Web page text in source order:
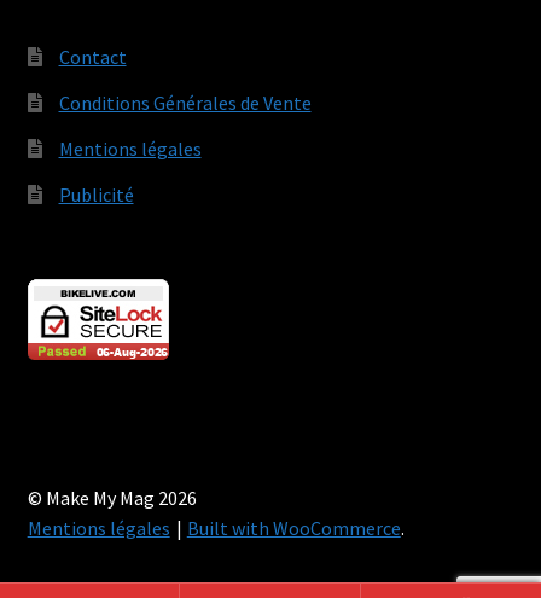
Contact
Conditions Générales de Vente
Mentions légales
Publicité
© Make My Mag 2026
Mentions légales
Built with WooCommerce.